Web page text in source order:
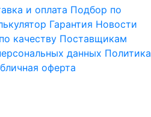
и оплата Подбор по
Гарантия Новости
качеству Поставщикам
данных Политика
оферта